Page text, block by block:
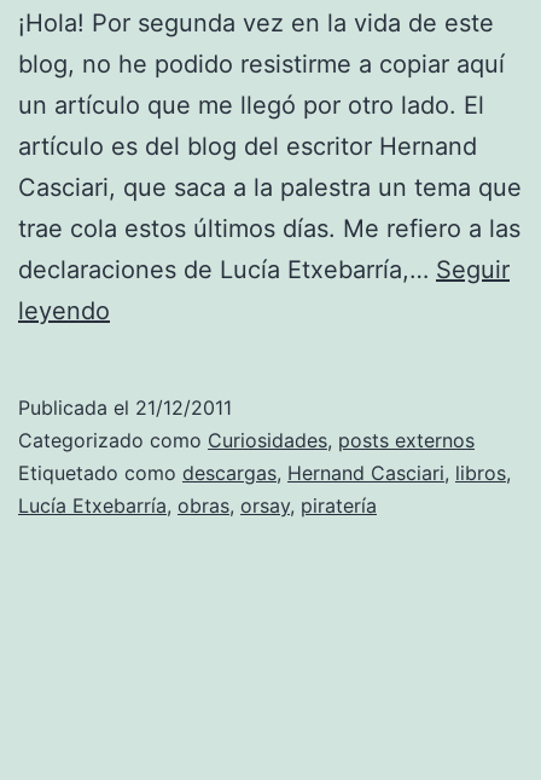
¡Hola! Por segunda vez en la vida de este
blog, no he podido resistirme a copiar aquí
un artículo que me llegó por otro lado. El
artículo es del blog del escritor Hernand
Casciari, que saca a la palestra un tema que
trae cola estos últimos días. Me refiero a las
declaraciones de Lucía Etxebarría,… Seguir
leyendo
artículo
de
Hernand
Publicada el 21/12/2011
Categorizado como Curiosidades, posts externos
Etiquetado como descargas, Hernand Casciari, libros,
Lucía Etxebarría, obras, orsay, piratería